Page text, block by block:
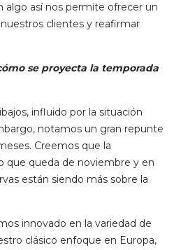
algo así nos permite ofrecer un
clientes y reafirmar
se proyecta la temporada
influido por la situación
notamos un gran repunte
Creemos que la
que queda de noviembre y en
están siendo más sobre la
innovado en la variedad de
clásico enfoque en Europa,